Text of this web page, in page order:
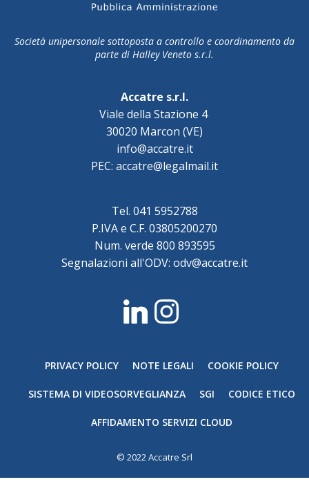
Società unipersonale sottoposta a controllo e coordinamento da
parte di Halley Veneto s.r.l.
Accatre s.r.l.
Viale della Stazione 4
30020 Marcon (VE)
info@accatre.it
PEC: accatre@legalmail.it
Tel. 041 5952788
P.IVA e C.F. 03805200270
Num. verde 800 893595
Segnalazioni all'ODV: odv@accatre.it
PRIVACY POLICY NOTE LEGALI COOKIE POLICY
SISTEMA DI VIDEOSORVEGLIANZA SGI CODICE ETICO
AFFIDAMENTO SERVIZI CLOUD
© 2022 Accatre Srl